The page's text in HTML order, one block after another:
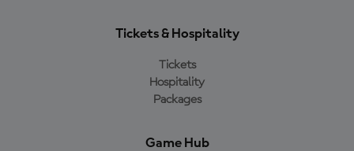
Tickets & Hospitality
Tickets
Hospitality
Packages
Game Hub